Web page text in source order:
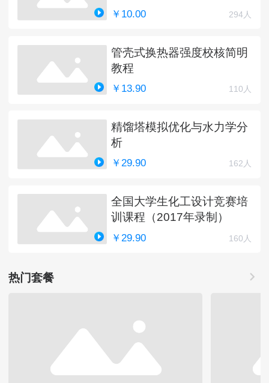
￥10.00 294人
管壳式换热器强度校核简明
教程
￥13.90 110人
精馏塔模拟优化与水力学分
析
￥29.90 162人
全国大学生化工设计竞赛培
训课程（2017年录制）
￥29.90 160人
热门套餐